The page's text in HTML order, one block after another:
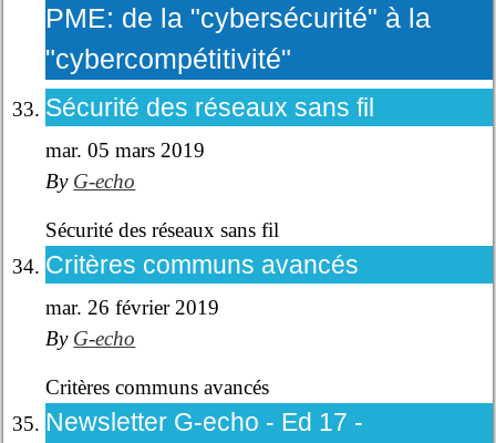
PME: de la "cybersécurité" à la
"cybercompétitivité"
Sécurité des réseaux sans fil
mar. 05 mars 2019
By G-echo
Sécurité des réseaux sans fil
Critères communs avancés
mar. 26 février 2019
By G-echo
Critères communs avancés
Newsletter G-echo - Ed 17 -